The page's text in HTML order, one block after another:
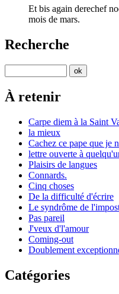
Et bis again derechef
mois de mars.
Recherche
À retenir
Carpe diem à la Saint
la mieux
Cachez ce pape que je
lettre ouverte à
Plaisirs de langues
Connards.
Cinq choses
De la difficulté d'écrire
Le syndrôme de
Pas pareil
J'veux d'l'amour
Coming-out
Doublement
Catégories